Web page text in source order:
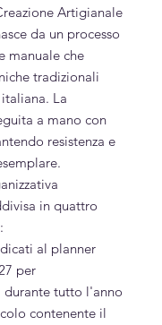
Artigianale
da un processo
manuale che
tradizionali
La
a mano con
resistenza e
in quattro
al planner
per
durante tutto l'anno
contenente il